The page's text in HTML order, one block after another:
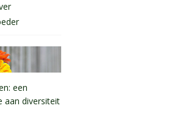
een
aan diversiteit